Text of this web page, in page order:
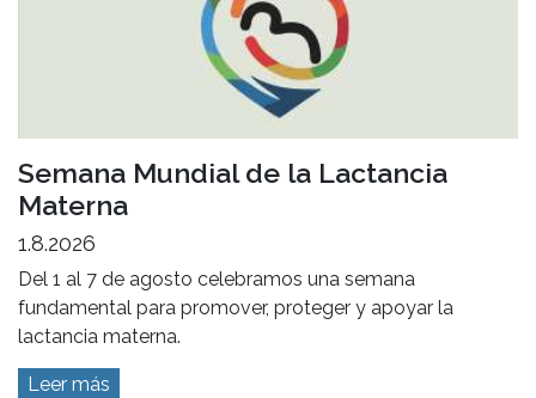
Semana Mundial de la Lactancia
Materna
1.8.2026
Del 1 al 7 de agosto celebramos una semana
fundamental para promover, proteger y apoyar la
lactancia materna.
Leer más